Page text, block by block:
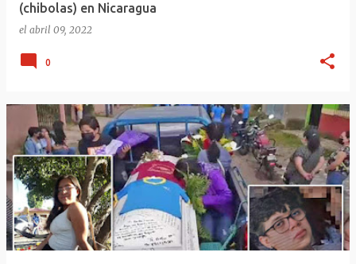
(chibolas) en Nicaragua
el abril 09, 2022
0